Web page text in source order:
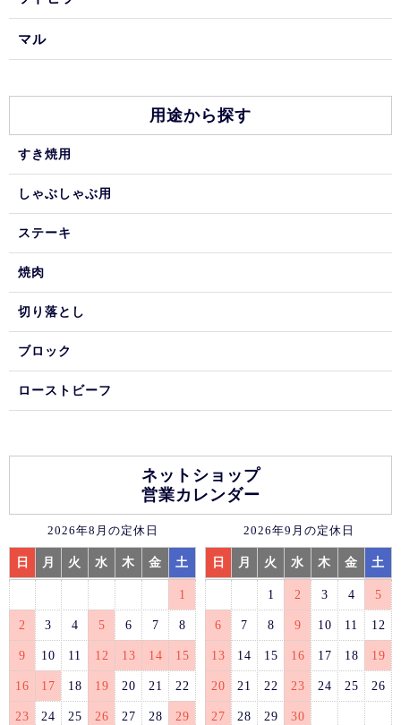
マル
用途から探す
すき焼用
しゃぶしゃぶ用
ステーキ
焼肉
切り落とし
ブロック
ローストビーフ
ネットショップ
営業カレンダー
2026年8月の定休日
日 月 火 水 木 金 土
1
2 3 4 5 6 7 8
9 10 11 12 13 14 15
16 17 18 19 20 21 22
23 24 25 26 27 28 29
2026年9月の定休日
日 月 火 水 木 金 土
1 2 3 4 5
6 7 8 9 10 11 12
13 14 15 16 17 18 19
20 21 22 23 24 25 26
27 28 29
30